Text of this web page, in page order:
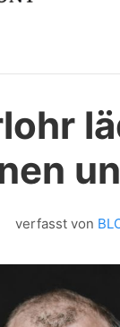
verfasst von